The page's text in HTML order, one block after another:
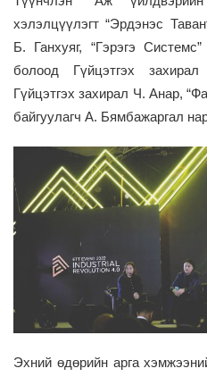
хэлэлцүүлэгт “Эрдэнэс
Б. Ганхуяг, “Гэрэгэ
болоод Гүйцэтгэх
Гүйцэтгэх захирал Ч. Анар,
байгуулагч А. Бямбажаргал
Эхний өдөрийн арга